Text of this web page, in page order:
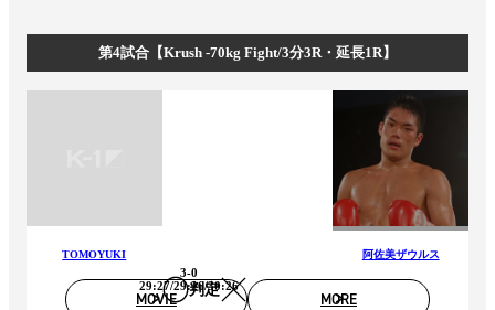
第4試合【Krush -70kg Fight/3分3R・延長1R】
TOMOYUKI
判定
3-0
29:27/29:26/30:26
阿佐美ザウルス
MOVIE MORE